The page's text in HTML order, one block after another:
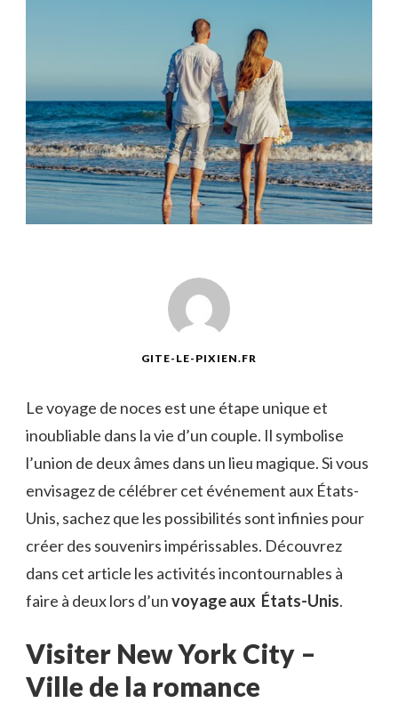
GITE-LE-PIXIEN.FR
Le voyage de noces est une étape unique et
inoubliable dans la vie d’un couple. Il symbolise
l’union de deux âmes dans un lieu magique. Si vous
envisagez de célébrer cet événement aux États-
Unis, sachez que les possibilités sont infinies pour
créer des souvenirs impérissables. Découvrez
dans cet article les activités incontournables à
faire à deux lors d’unvoyage aux États-Unis.
Visiter New York City –
Ville de la romance